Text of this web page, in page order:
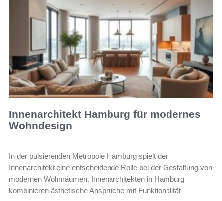
Innenarchitekt Hamburg für modernes
Wohndesign
In der pulsierenden Metropole Hamburg spielt der
Innenarchitekt eine entscheidende Rolle bei der Gestaltung von
modernen Wohnräumen. Innenarchitekten in Hamburg
kombinieren ästhetische Ansprüche mit Funktionalität